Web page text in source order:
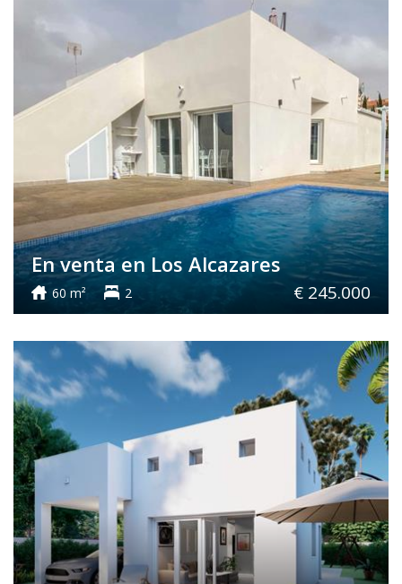
En venta en Los Alcazares
60 m² 2 € 245.000